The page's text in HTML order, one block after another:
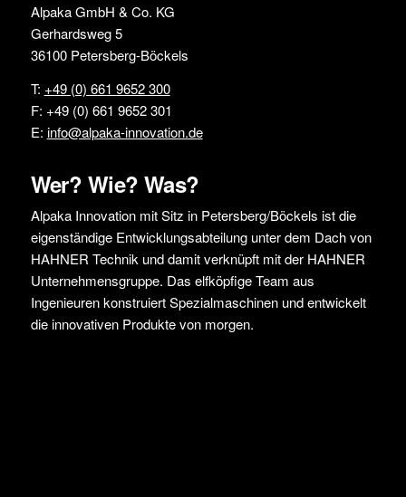
Alpaka GmbH & Co. KG
Gerhardsweg 5
36100 Petersberg-Böckels
T: +49 (0) 661 9652 300
F: +49 (0) 661 9652 301
E: info@alpaka-innovation.de
Wer? Wie? Was?
Alpaka Innovation mit Sitz in Petersberg/Böckels ist die
eigenständige Entwicklungsabteilung unter dem Dach von
HAHNER Technik und damit verknüpft mit der HAHNER
Unternehmensgruppe. Das elfköpfige Team aus
Ingenieuren konstruiert Spezialmaschinen und entwickelt
die innovativen Produkte von morgen.